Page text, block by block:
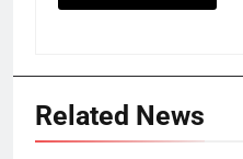
Related News